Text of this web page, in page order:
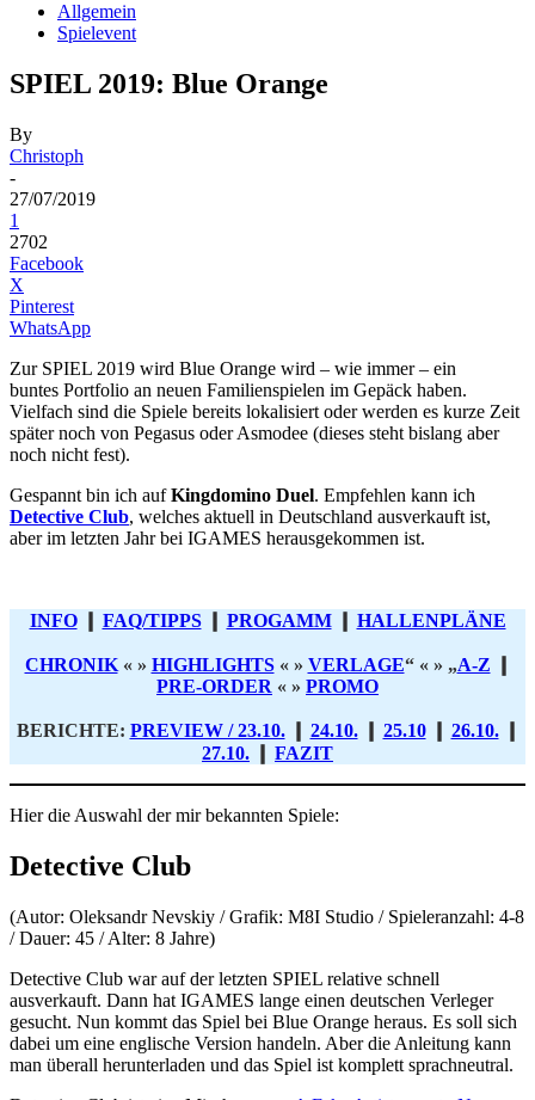
Allgemein
Spielevent
SPIEL 2019: Blue Orange
By
Christoph
-
27/07/2019
1
2702
Facebook
X
Pinterest
WhatsApp
Zur SPIEL 2019 wird Blue Orange wird – wie immer – ein
buntes Portfolio an neuen Familienspielen im Gepäck haben.
Vielfach sind die Spiele bereits lokalisiert oder werden es kurze Zeit
später noch von Pegasus oder Asmodee (dieses steht bislang aber
noch nicht fest).
Gespannt bin ich aufKingdomino Duel. Empfehlen kann ich
Detective Club, welches aktuell in Deutschland ausverkauft ist,
aber im letzten Jahr bei IGAMES herausgekommen ist.
INFO❙ FAQ/TIPPS❙ PROGAMM❙ HALLENPLÄNE
CHRONIK« » HIGHLIGHTS« » VERLAGE“ « » „A-Z
PRE-ORDER « » PROMO
BERICHTE: PREVIEW / 23.10.❙ 24.10.❙ 25.10❙ 26.10.❙
27.10.
FAZIT
Hier die Auswahl der mir bekannten Spiele:
Detective Club
(Autor: Oleksandr Nevskiy / Grafik: M8I Studio / Spieleranzahl: 4-8
/ Dauer: 45 / Alter: 8 Jahre)
Detective Club war auf der letzten SPIEL relative schnell
ausverkauft. Dann hat IGAMES lange einen deutschen Verleger
gesucht. Nun kommt das Spiel bei Blue Orange heraus. Es soll sich
dabei um eine englische Version handeln. Aber die Anleitung kann
man überall herunterladen und das Spiel ist komplett sprachneutral.